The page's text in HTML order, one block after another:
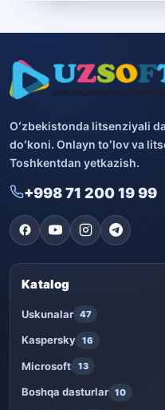
ESET
PRO32
Dr.Web
Jivo
Oʻzbekistonda litsenziyali
doʻkoni. Onlayn toʻlov va
Toshkentdan yetkazish.
+998 71 200 19 99
Katalog
Uskunalar 47
Kaspersky 16
Microsoft 13
Boshqa dasturlar 10